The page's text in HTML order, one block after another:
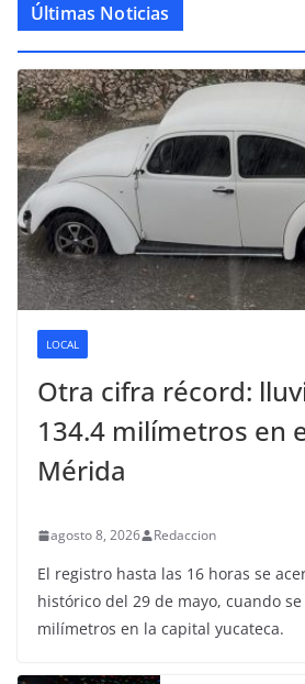
Últimas Noticias
LOCAL
Otra cifra récord:
134.4 milímetros en
Mérida
agosto 8, 2026 Redaccion
El registro hasta las 16 horas se
histórico del 29 de mayo, cuando
milímetros en la capital yucateca.